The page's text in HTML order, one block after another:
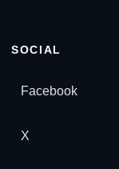
SOCIAL
Facebook
X
INXX Guide